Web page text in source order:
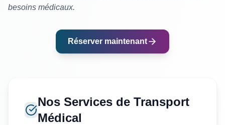
besoins médicaux.
Réserver maintenant
Nos Services de Transport
Médical